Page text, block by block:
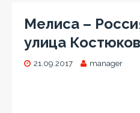
Мелиса –
улица
21.09.2017 manager